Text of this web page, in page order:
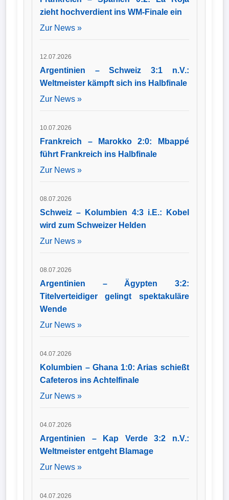
zieht hochverdient ins WM-Finale ein
Zur News »
12.07.2026
Argentinien – Schweiz 3:1 n.V.:
Weltmeister kämpft sich ins Halbfinale
Zur News »
10.07.2026
Frankreich – Marokko 2:0: Mbappé
führt Frankreich ins Halbfinale
Zur News »
08.07.2026
Schweiz – Kolumbien 4:3 i.E.: Kobel
wird zum Schweizer Helden
Zur News »
08.07.2026
Argentinien – Ägypten 3:2:
Titelverteidiger gelingt spektakuläre
Wende
Zur News »
04.07.2026
Kolumbien – Ghana 1:0: Arias schießt
Cafeteros ins Achtelfinale
Zur News »
04.07.2026
Argentinien – Kap Verde 3:2 n.V.:
Weltmeister entgeht Blamage
Zur News »
04.07.2026